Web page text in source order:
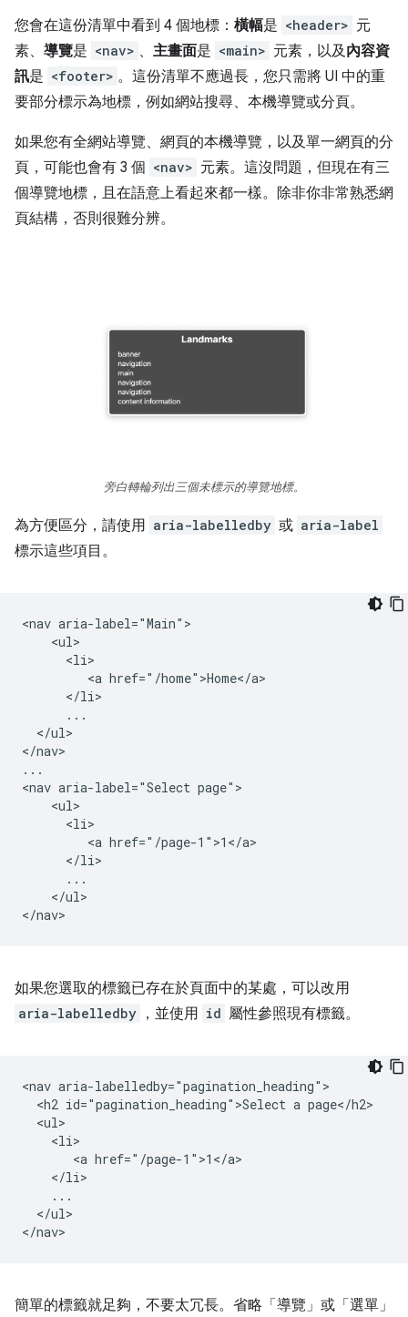
您會在這份清單中看到 4 個地標： 橫幅是 <header> 元
素、 導覽是 <nav> 、 主畫面是 <main> 元素，以及 內容資
訊是 <footer> 。這份清單不應過長，您只需將 UI 中的重
要部分標示為地標，例如網站搜尋、本機導覽或分頁。
如果您有全網站導覽、網頁的本機導覽，以及單一網頁的分
頁，可能也會有 3 個 <nav> 元素。這沒問題，但現在有三
個導覽地標，且在語意上看起來都一樣。除非你非常熟悉網
頁結構，否則很難分辨。
旁白轉輪列出三個未標示的導覽地標。
為方便區分，請使用 aria-labelledby 或 aria-label
標示這些項目。
<nav aria-label="Main">
    <ul>
      <li>
         <a href="/home">Home</a>
      </li>
      ...
  </ul>
</nav>
...
<nav aria-label="Select page">
    <ul>
      <li>
         <a href="/page-1">1</a>
      </li>
      ...
    </ul>
如果您選取的標籤已存在於頁面中的某處，可以改用
aria-labelledby ，並使用 id 屬性參照現有標籤。
<nav aria-labelledby="pagination_heading">
  <h2 id="pagination_heading">Select a page</h2>
  <ul>
    <li>
       <a href="/page-1">1</a>
    </li>
    ...
  </ul>
簡單的標籤就足夠，不要太冗長。省略「導覽」或「選單」